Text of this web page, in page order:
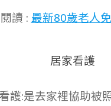
讀 : 最新80歲老人
居家看護
護:是去家裡協助被